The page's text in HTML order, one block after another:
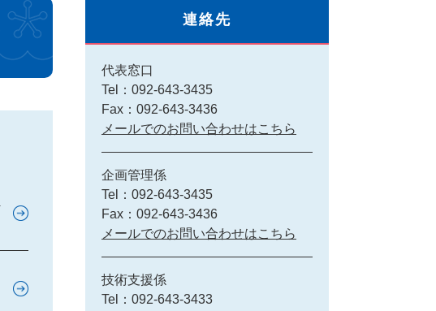
連絡先
代表窓口
Tel：092-643-3435
Fax：092-643-3436
メールでのお問い合わせはこちら
企画管理係
Tel：092-643-3435
Fax：092-643-3436
メールでのお問い合わせはこちら
技術支援係
Tel：092-643-3433